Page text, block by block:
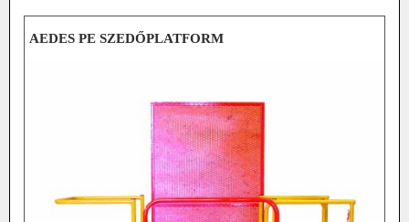
AEDES PE SZEDŐPLATFORM